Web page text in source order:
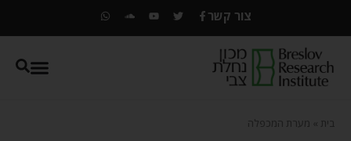
צור קשר
בית מערת המכפלה